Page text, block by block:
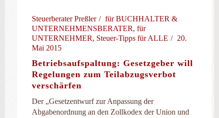
Steuerberater Preßler
für BUCHHALTER &
UNTERNEHMENSBERATER, für
UNTERNEHMER, Steuer-Tipps für ALLE
20.
Mai 2015
Betriebsaufspaltung: Gesetzgeber will
Regelungen zum Teilabzugsverbot
verschärfen
Der „Gesetzentwurf zur Anpassung der
Abgabenordnung an den Zollkodex der Union und